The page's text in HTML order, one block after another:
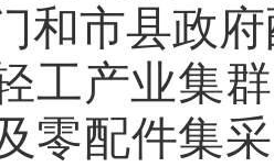
和市县政
工产业集
零配件集